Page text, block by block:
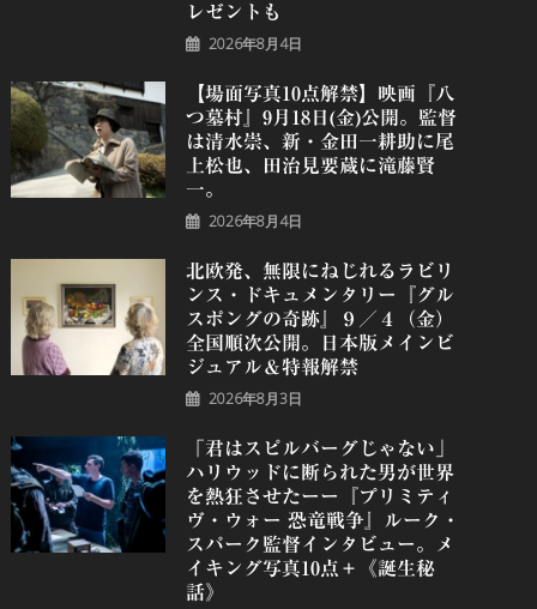
レゼントも
2026年8月4日
【場面写真10点解禁】映画『八
つ墓村』9月18日(金)公開。監督
は清水崇、新・金田一耕助に尾
上松也、田治見要蔵に滝藤賢
一。
2026年8月4日
北欧発、無限にねじれるラビリ
ンス・ドキュメンタリー『グル
スポングの奇跡』９／４（金）
全国順次公開。日本版メインビ
ジュアル＆特報解禁
2026年8月3日
「君はスピルバーグじゃない」
ハリウッドに断られた男が世界
を熱狂させたーー『プリミティ
ヴ・ウォー 恐⻯戦争』ルーク・
スパーク監督インタビュー。メ
イキング写真10点＋《誕⽣秘
話》